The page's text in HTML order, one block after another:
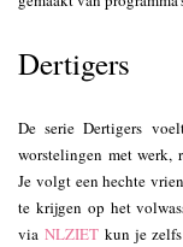
Dertigers
De serie Dertigers
worstelingen met werk,
Je volgt een hechte
te krijgen op het
via NLZIET kun je